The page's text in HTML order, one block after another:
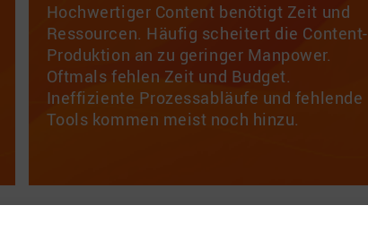
Hochwertiger Content benötigt Zeit und
Ressourcen. Häufig scheitert die Content-
Produktion an zu geringer Manpower.
Oftmals fehlen Zeit und Budget.
Ineffiziente Prozessabläufe und fehlende
Tools kommen meist noch hinzu.